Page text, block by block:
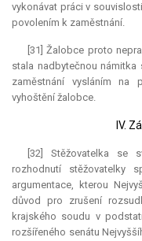
vykonávat práci v
povolením k zaměstnání.
[31] Žalobce proto
stala nadbytečnou
zaměstnání vysláním na
vyhoštění žalobce.
IV.
[32] Stěžovatelka se
rozhodnutí stěžovatelky
argumentace, kterou
důvod pro zrušení
krajského soudu v
rozšířeného senátu